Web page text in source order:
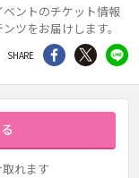
ントのチケット情報
ツをお届けします。
SHARE シェア Twitter
れます